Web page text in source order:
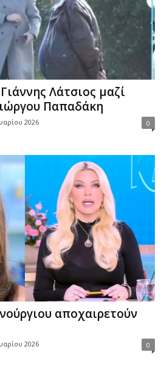
Λάτσιος μαζί
Παπαδάκη
2026 0
αποχαιρετούν
2026 0